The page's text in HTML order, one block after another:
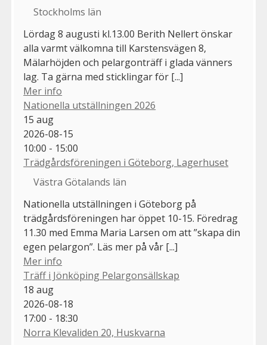
Stockholms län
Lördag 8 augusti kl.13.00 Berith Nellert önskar
alla varmt välkomna till Karstensvägen 8,
Mälarhöjden och pelargonträff i glada vänners
lag. Ta gärna med sticklingar för [...]
Mer info
Nationella utställningen 2026
15 aug
2026-08-15
10:00 - 15:00
Trädgårdsföreningen i Göteborg, Lagerhuset
Västra Götalands län
Nationella utställningen i Göteborg på
trädgårdsföreningen har öppet 10-15. Föredrag
11.30 med Emma Maria Larsen om att ”skapa din
egen pelargon”. Läs mer på vår [...]
Mer info
Träff i Jönköping Pelargonsällskap
18 aug
2026-08-18
17:00 - 18:30
Norra Klevaliden 20, Huskvarna